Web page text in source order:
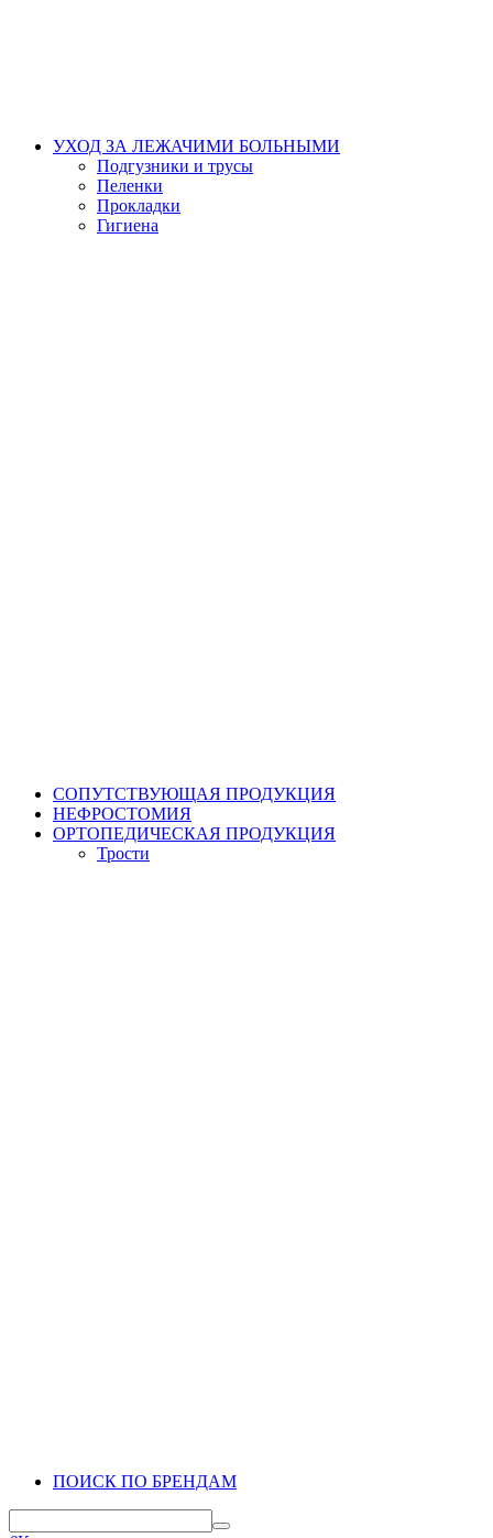
УХОД ЗА ЛЕЖАЧИМИ БОЛЬНЫМИ
Подгузники и трусы
Пеленки
Прокладки
Гигиена
СОПУТСТВУЮЩАЯ ПРОДУКЦИЯ
НЕФРОСТОМИЯ
ОРТОПЕДИЧЕСКАЯ ПРОДУКЦИЯ
Трости
ПОИСК ПО БРЕНДАМ